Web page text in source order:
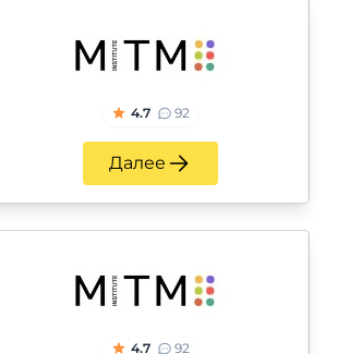
4.7 92
Далее
4.7 92